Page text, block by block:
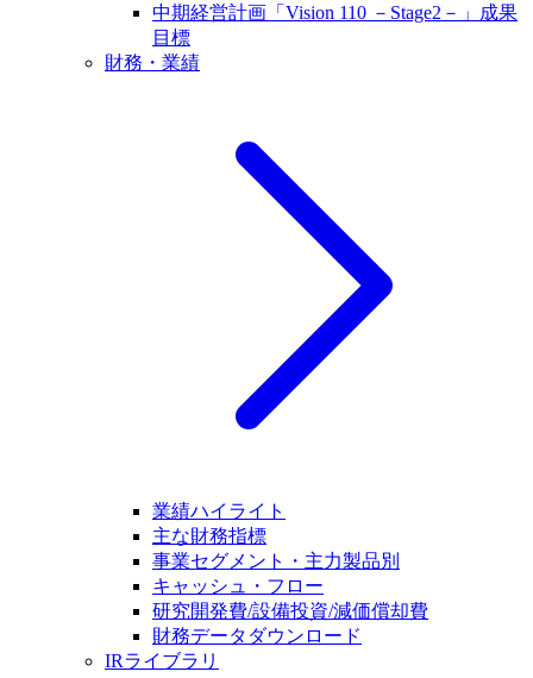
中期経営計画「Vision 110 －Stage2－」成果
目標
財務・業績
業績ハイライト
主な財務指標
事業セグメント・主力製品別
キャッシュ・フロー
研究開発費/設備投資/減価償却費
財務データダウンロード
IRライブラリ